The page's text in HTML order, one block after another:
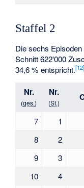
Staffel 2
Die sechs
Schnitt 622'000
34,6 % entspricht.[12]
Nr.
(ges.)
Nr.
(St.)
7 1
8
2
9
3
10
4